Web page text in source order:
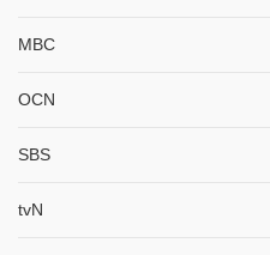
MBC
OCN
SBS
tvN